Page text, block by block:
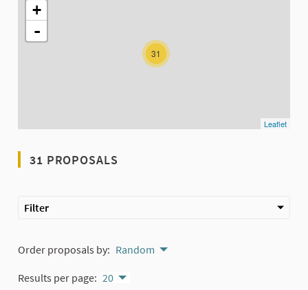
31
+
-
Leaflet
31 PROPOSALS
Filter
Order proposals by: Random
Results per page: 20